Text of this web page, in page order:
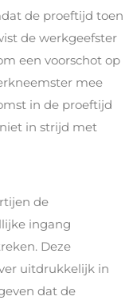
de proeftijd toen
de werkgeefster
een voorschot op
mee
in de proeftijd
in strijd met
de
ingang
Deze
uitdrukkelijk in
dat de